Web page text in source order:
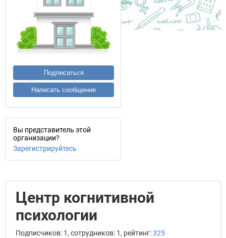
Подписаться
Написать сообщение
Вы представитель этой
организации?
Зарегистрируйтесь
Центр когнитивной
психологии
Подписчиков: 1, сотрудников: 1, рейтинг:325